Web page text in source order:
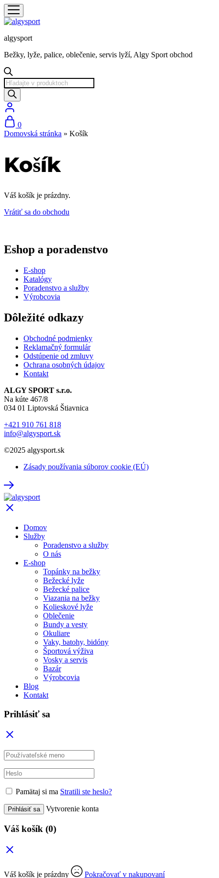
algysport
Bežky, lyže, palice, oblečenie, servis lyží, Algy Sport obchod
Products
search
0
Domovská stránka » Košík
Košík
Váš košík je prázdny.
Vrátiť sa do obchodu
Eshop a poradenstvo
E-shop
Katalógy
Poradenstvo a služby
Výrobcovia
Dôležité odkazy
Obchodné podmienky
Reklamačný formulár
Odstúpenie od zmluvy
Ochrana osobných údajov
Kontakt
ALGY SPORT s.r.o.
Na kúte 467/8
034 01 Liptovská Štiavnica
+421 910 761 818
info@algysport.sk
©2025 algysport.sk
Zásady používania súborov cookie (EÚ)
Domov
Služby
Poradenstvo a služby
O nás
E-shop
Topánky na bežky
Bežecké lyže
Bežecké palice
Viazania na bežky
Kolieskové lyže
Oblečenie
Bundy a vesty
Okuliare
Vaky, batohy, bidóny
Športová výživa
Vosky a servis
Bazár
Výrobcovia
Blog
Kontakt
Prihlásiť sa
Pamätaj si ma Stratili ste heslo?
Prihlásiť sa Vytvorenie konta
Váš košík (0)
Váš košík je prázdny Pokračovať v nakupovaní